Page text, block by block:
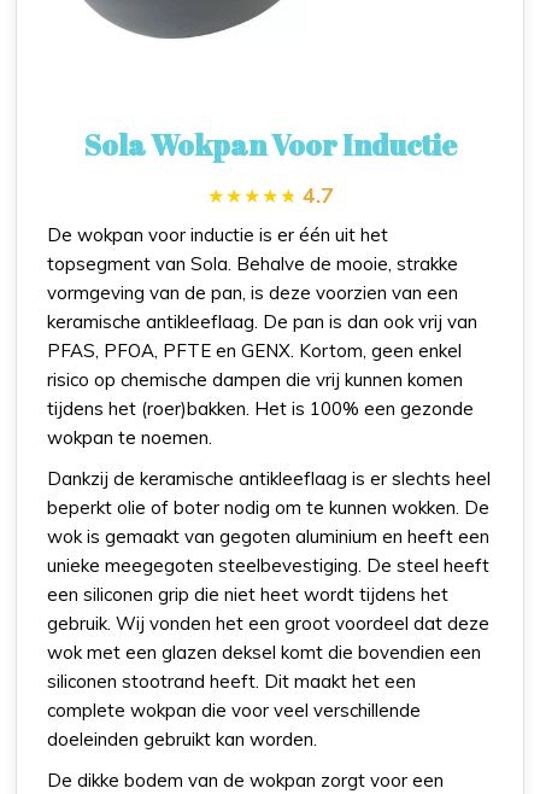
Sola Wokpan Voor Inductie
4.7
De wokpan voor inductie is er één uit het
topsegment van Sola. Behalve de mooie, strakke
vormgeving van de pan, is deze voorzien van een
keramische antikleeflaag. De pan is dan ook vrij van
PFAS, PFOA, PFTE en GENX. Kortom, geen enkel
risico op chemische dampen die vrij kunnen komen
tijdens het (roer)bakken. Het is 100% een gezonde
wokpan te noemen.
Dankzij de keramische antikleeflaag is er slechts heel
beperkt olie of boter nodig om te kunnen wokken. De
wok is gemaakt van gegoten aluminium en heeft een
unieke meegegoten steelbevestiging. De steel heeft
een siliconen grip die niet heet wordt tijdens het
gebruik. Wij vonden het een groot voordeel dat deze
wok met een glazen deksel komt die bovendien een
siliconen stootrand heeft. Dit maakt het een
complete wokpan die voor veel verschillende
doeleinden gebruikt kan worden.
De dikke bodem van de wokpan zorgt voor een